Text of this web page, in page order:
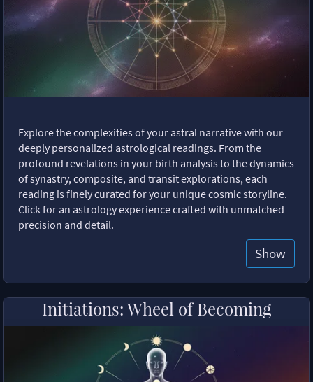
Explore the complexities of your astral narrative with our
deeply personalized astrological readings. From the
profound revelations in your birth analysis to the dynamics
of synastry, composite, and transit explorations, each
reading is finely curated for your unique cosmic storyline.
Click for an astrology experience crafted with unmatched
precision and detail.
Show
Initiations: Wheel of Becoming